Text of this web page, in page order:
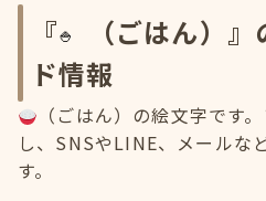
『
（ごはん）
ド情報
（ごはん）の絵文字です
し、SNSやLINE、メールな
す。